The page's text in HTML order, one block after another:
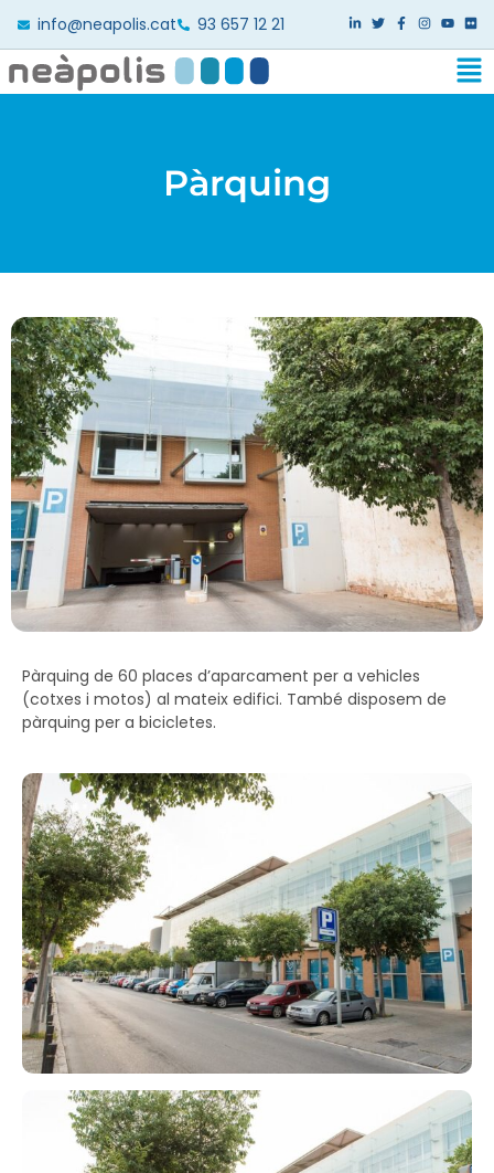
info@neapolis.cat 93 657 12 21
Pàrquing
Pàrquing de 60 places d’aparcament per a vehicles
(cotxes i motos) al mateix edifici. També disposem de
pàrquing per a bicicletes.